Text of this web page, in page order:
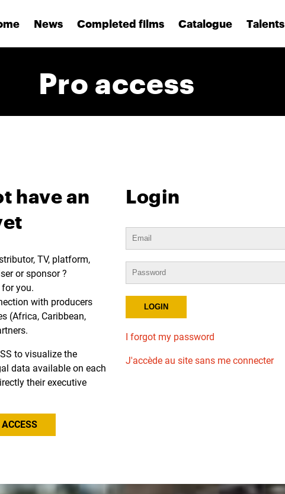
News Completed films Catalogue Talents
Pro access
have an
TV, platform,
or sponsor ?
you.
with producers
(Africa, Caribbean,
to visualize the
data available on each
their executive
Login
I forgot my password
J'accède au site sans me connecter